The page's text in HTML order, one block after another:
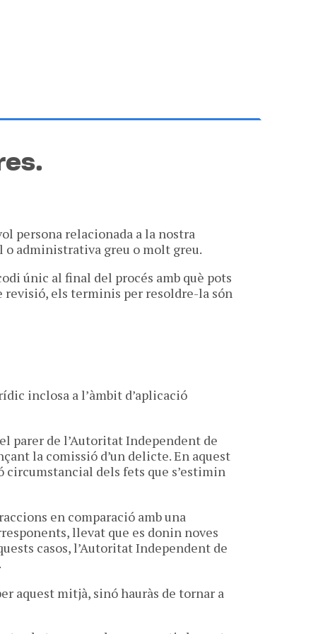
persona relacionada a la nostra
o administrativa greu o molt greu.
únic al final del procés amb què pots
revisió, els terminis per resoldre-la són
inclosa a l’àmbit d’aplicació
parer de l’Autoritat Independent de
la comissió d’un delicte. En aquest
circumstancial dels fets que s’estimin
en comparació amb una
llevat que es donin noves
casos, l’Autoritat Independent de
aquest mitjà, sinó hauràs de tornar a